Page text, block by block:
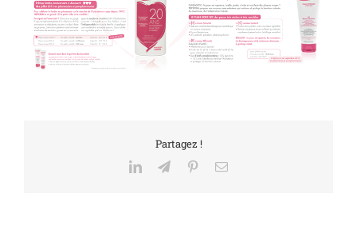
Partagez !
LinkedInTelegramPinterestEmail